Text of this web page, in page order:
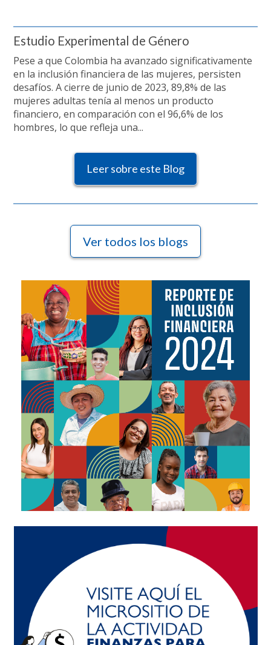
Estudio Experimental de Género
Pese a que Colombia ha avanzado significativamente
en la inclusión financiera de las mujeres, persisten
desafíos. A cierre de junio de 2023, 89,8% de las
mujeres adultas tenía al menos un producto
financiero, en comparación con el 96,6% de los
hombres, lo que refleja una...
Leer sobre este Blog
Ver todos los blogs